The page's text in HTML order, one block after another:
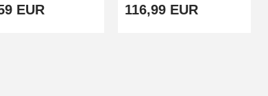
EUR 116,99 EUR